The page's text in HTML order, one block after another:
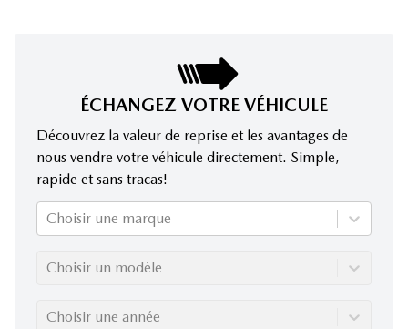
ÉCHANGEZ VOTRE VÉHICULE
Découvrez la valeur de reprise et les avantages de
nous vendre votre véhicule directement. Simple,
rapide et sans tracas!
Choisir une marque
Choisir un modèle
Choisir une année